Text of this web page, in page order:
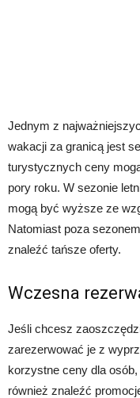
Jednym z
wakacji za granicą jest
turystycznych ceny
pory roku. W sezonie
mogą być wyższe ze
Natomiast poza
znaleźć tańsze oferty.
Wczesna
Jeśli chcesz
zarezerwować je z
korzystne ceny dla
również znaleźć